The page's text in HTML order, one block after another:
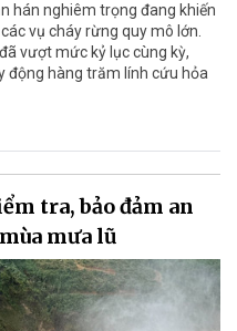
hán nghiêm trọng đang khiến
vụ cháy rừng quy mô lớn.
vượt mức kỷ lục cùng kỳ,
động hàng trăm lính cứu hỏa
tra, bảo đảm an
mưa lũ